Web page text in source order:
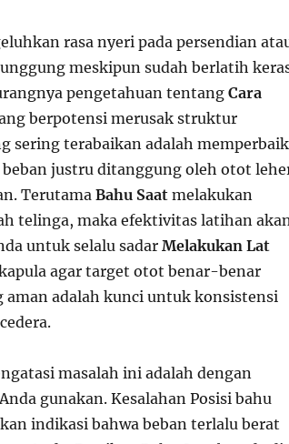
rasa nyeri pada persendian
meskipun sudah berlatih
pengetahuan tentangCara
berpotensi merusak struktur
sering terabaikan adalah
justru ditanggung oleh otot
Terutama Bahu Saatmelakukan
telinga, maka efektivitas latihan
untuk selalu sadar Melakukan Lat
agar target otot benar-benar
aman adalah kunci untuk konsistensi
masalah ini adalah dengan
gunakan. Kesalahan Posisi bahu
indikasi bahwa beban terlalu berat